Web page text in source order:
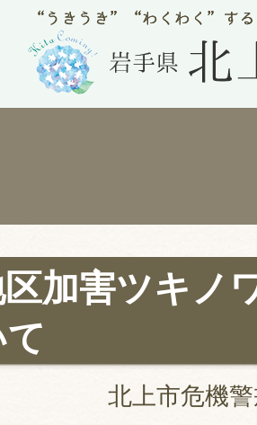
加害ツキノ
北上市危機